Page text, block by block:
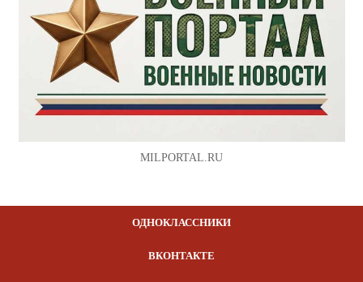
MILPORTAL.RU
ОДНОКЛАССНИКИ
ВКОНТАКТЕ